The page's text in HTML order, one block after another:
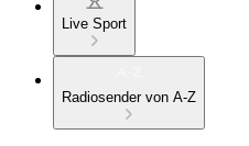
Live Sport
Radiosender von A-Z